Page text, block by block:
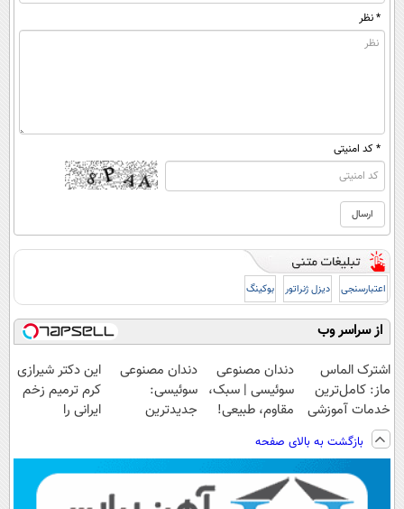
* نظر
* کد امنیتی
اعتبارسنجی دیزل ژنراتور بوکینگ
از سراسر وب
اشترک الماس
ماز: کامل‌ترین
خدمات آموزشی
برای کنکوری‌ها
دندان مصنوعی
سوئیسی | سبک،
مقاوم، طبیعی!
رایگان+پرداخت
اقساطی😍
دندان مصنوعی
سوئیسی:
جدیدترین
پرداخت قسطی
این دکتر شیرازی
کرم ترمیم زخم
ایرانی را
بازگشت به بالای صفحه